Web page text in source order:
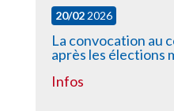
20/022026
La convocation au
après les élections
Infos